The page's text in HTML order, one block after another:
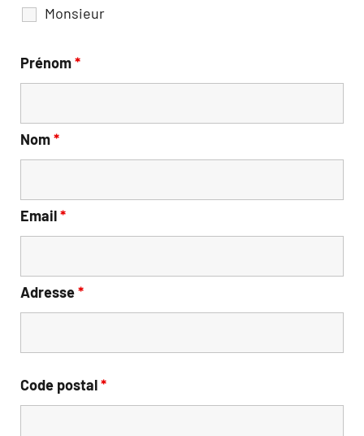
Monsieur
Prénom*
Nom*
Email*
Adresse*
Code postal*